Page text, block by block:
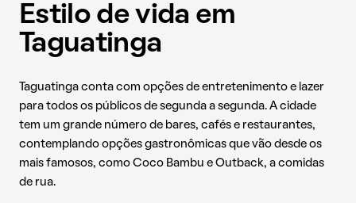
Estilo de vida em
Taguatinga
Taguatinga conta com opções de entretenimento e lazer
para todos os públicos de segunda a segunda. A cidade
tem um grande número de bares, cafés e restaurantes,
contemplando opções gastronômicas que vão desde os
mais famosos, como Coco Bambu e Outback, a comidas
de rua.